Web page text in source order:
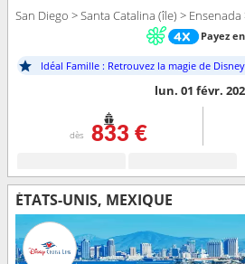
San Diego > Santa Catalina (île) > Ensenada
Payez
Idéal Famille : Retrouvez la magie de
lun. 01 févr.
dès 833 €
ÉTATS-UNIS, MEXIQUE